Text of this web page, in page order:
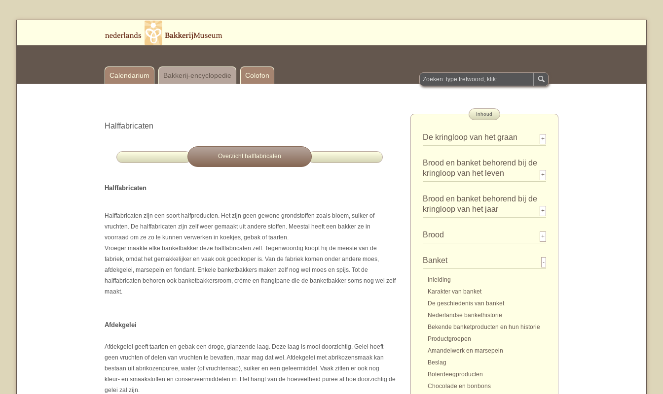
Calendarium Bakkerij-encyclopedie Colofon
Halffabricaten
Overzicht halffabricaten
Halffabricaten
Halffabricaten zijn een soort halfproducten. Het zijn geen gewone grondstoffen zoals bloem, suiker of
vruchten. De halffabricaten zijn zelf weer gemaakt uit andere stoffen. Meestal heeft een bakker ze in
voorraad om ze zo te kunnen verwerken in koekjes, gebak of taarten.
Vroeger maakte elke banketbakker deze halffabricaten zelf. Tegenwoordig koopt hij de meeste van de
fabriek, omdat het gemakkelijker en vaak ook goedkoper is. Van de fabriek komen onder andere moes,
afdekgelei, marsepein en fondant. Enkele banketbakkers maken zelf nog wel moes en spijs. Tot de
halffabricaten behoren ook banketbakkersroom, crème en frangipane die de banketbakker soms nog wel zelf
maakt.
Afdekgelei
Afdekgelei geeft taarten en gebak een droge, glanzende laag. Deze laag is mooi doorzichtig. Gelei hoeft
geen vruchten of delen van vruchten te bevatten, maar mag dat wel. Afdekgelei met abrikozensmaak kan
bestaan uit abrikozenpuree, water (of vruchtensap), suiker en een geleermiddel. Vaak zitten er ook nog
kleur- en smaakstoffen en conserveermiddelen in. Het hangt van de hoeveelheid puree af hoe doorzichtig de
gelei zal zijn.
Inhoud
De kringloop van het graan +
Brood en banket behorend bij de
kringloop van het leven
+
Brood en banket behorend bij de
kringloop van het jaar
+
Brood +
Banket -
Inleiding
Karakter van banket
De geschiedenis van banket
Nederlandse bankethistorie
Bekende banketproducten en hun historie
Productgroepen
Amandelwerk en marsepein
Beslag
Boterdeegproducten
Chocolade en bonbons